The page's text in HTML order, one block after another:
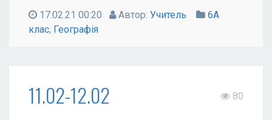
17.02.21 00:20 Автор: Учитель
6А
клас, Географія
11.02-12.02 80